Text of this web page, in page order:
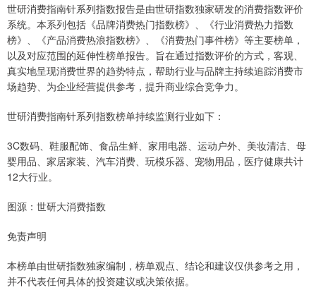
世研消费指南针系列指数报告是由世研指数独家研发的消费指数评价
系统。本系列包括《品牌消费热门指数榜》、《行业消费热力指数
榜》、《产品消费热浪指数榜》、《消费热门事件榜》等主要榜单，
以及对应范围的延伸性榜单报告。旨在通过指数评价的方式，客观、
真实地呈现消费世界的趋势特点，帮助行业与品牌主持续追踪消费市
场趋势、为企业经营提供参考，提升商业综合竞争力。
世研消费指南针系列指数榜单持续监测行业如下：
3C数码、鞋服配饰、食品生鲜、家用电器、运动户外、美妆清洁、母
婴用品、家居家装、汽车消费、玩模乐器、宠物用品，医疗健康共计
12大行业。
图源：世研大消费指数
免责声明
本榜单由世研指数独家编制，榜单观点、结论和建议仅供参考之用，
并不代表任何具体的投资建议或决策依据。